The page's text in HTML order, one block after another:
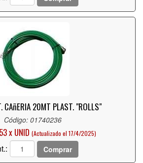
CAñERIA 20MT PLAST. "ROLLS"
Código: 01740236
x UNID (Actualizado el 17/4/2025)
Comprar